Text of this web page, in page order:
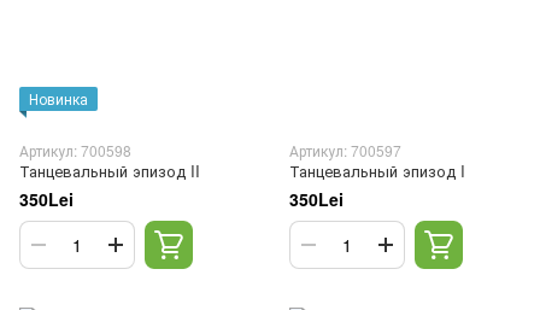
Новинка
Артикул: 700598
Танцевальный эпизод II
350Lei
Артикул: 700597
Танцевальный эпизод I
350Lei